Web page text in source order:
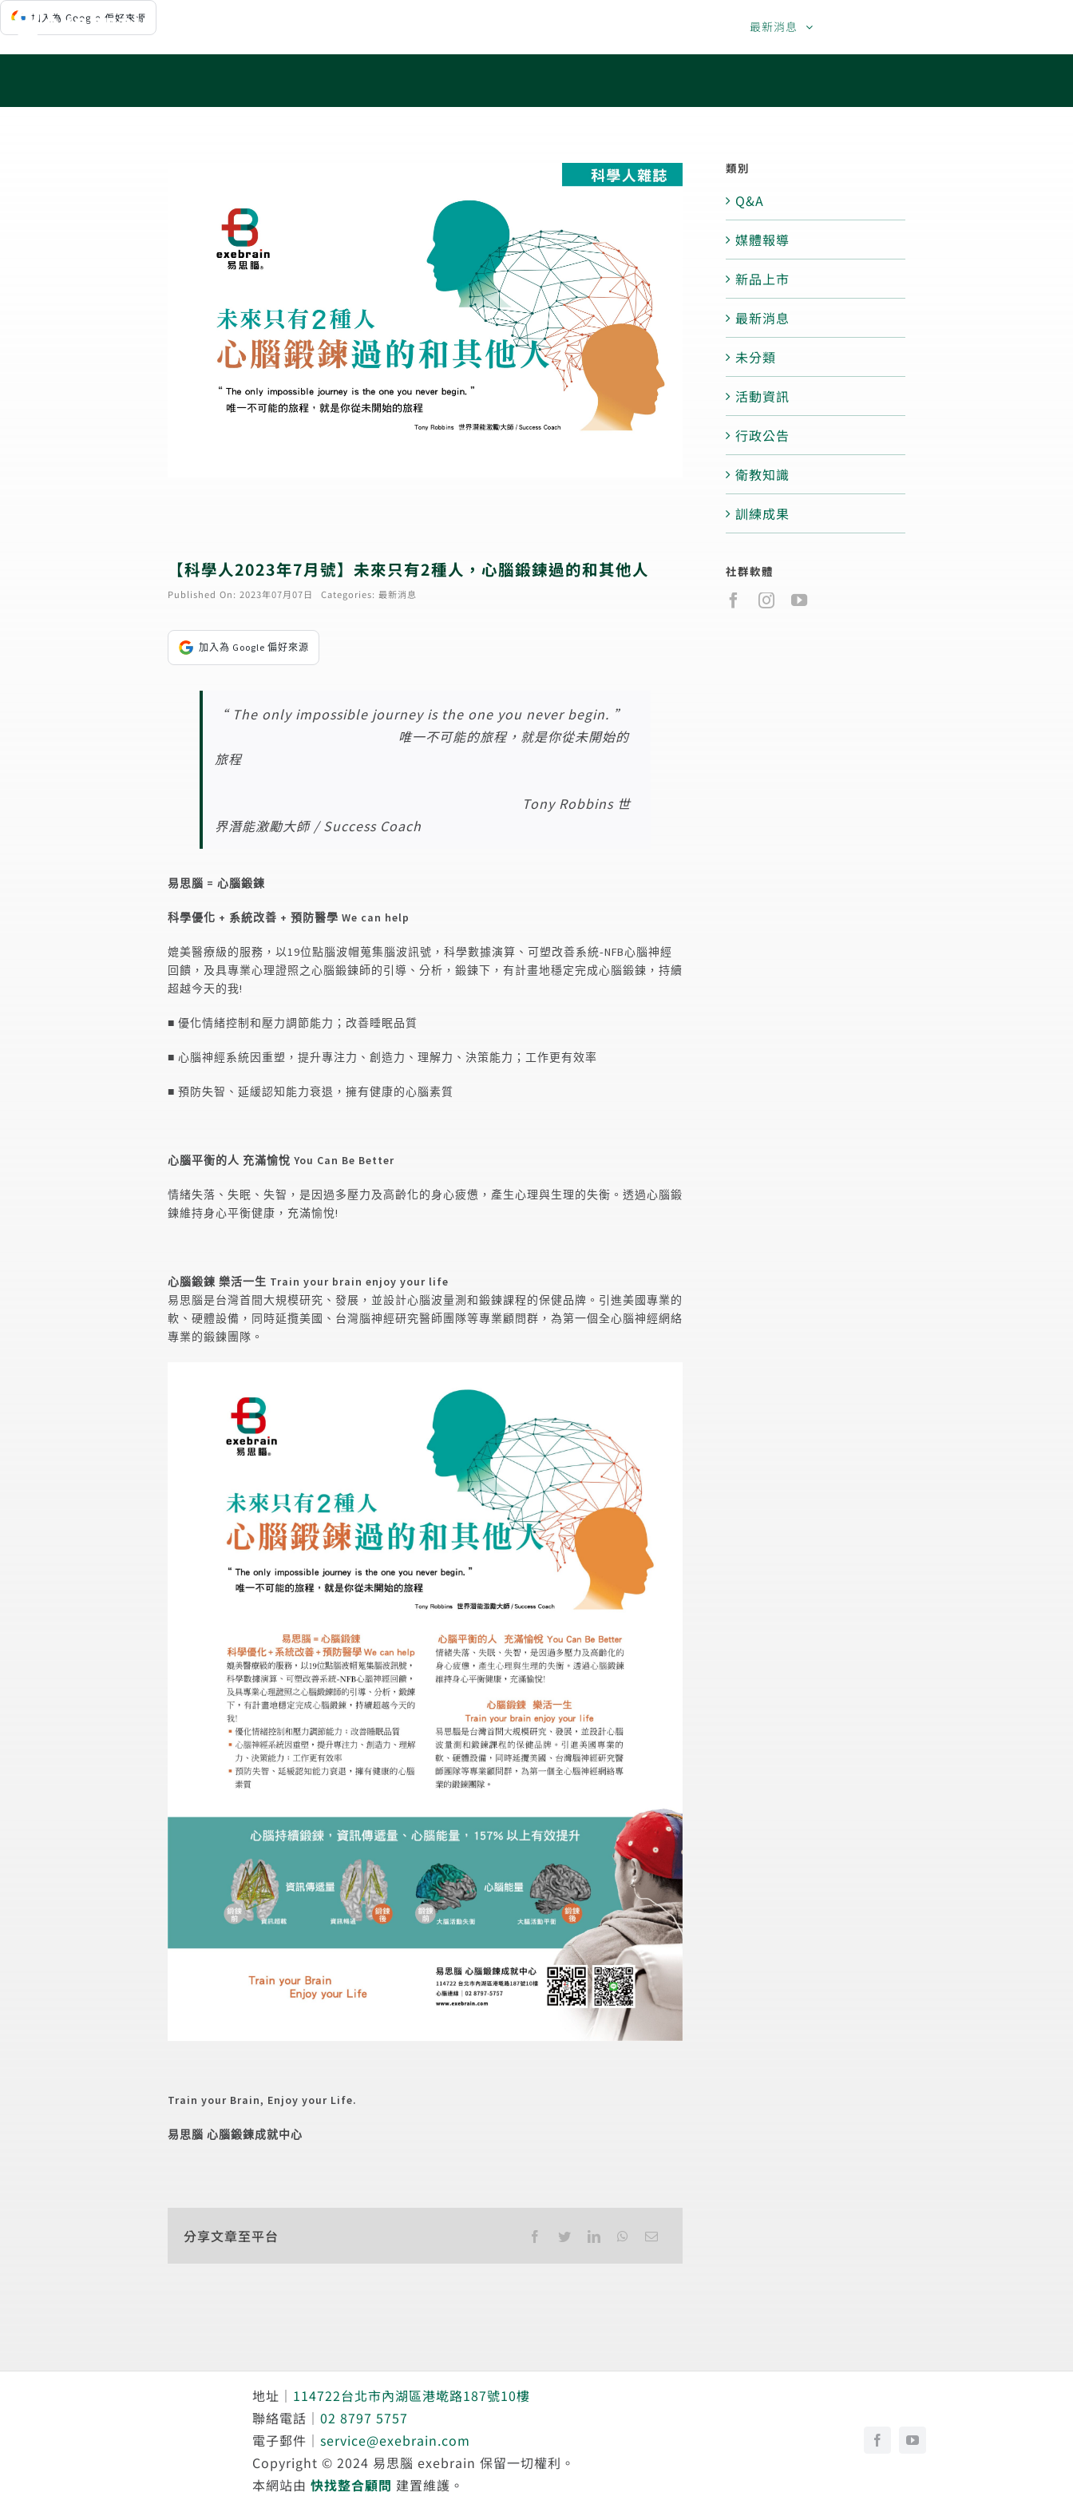
Skip
to
content
最新消息
加入為 Google 偏好來源
【科學人2023年7月號】未來只有2種人，心腦鍛鍊過的和其他人
Published On: 2023年07月07日 Categories: 最新消息
加入為 Google 偏好來源
“ The only impossible journey is the one you never begin. ”
唯一不可能的旅程，就是你從未開始的
旅程
Tony Robbins 世
界潛能激勵大師 / Success Coach
易思腦 = 心腦鍛鍊
科學優化 + 系統改善 + 預防醫學 We can help
媲美醫療級的服務，以19位點腦波帽蒐集腦波訊號，科學數據演算、可塑改善系統‑NFB心腦神經
回饋，及具專業心理證照之心腦鍛鍊師的引導、分析，鍛鍊下，有計畫地穩定完成心腦鍛鍊，持續
超越今天的我!
■ 優化情緒控制和壓力調節能力；改善睡眠品質
■ 心腦神經系統因重塑，提升專注力、創造力、理解力、決策能力；工作更有效率
■ 預防失智、延緩認知能力衰退，擁有健康的心腦素質
心腦平衡的人 充滿愉悅 You Can Be Better
情緒失落、失眠、失智，是因過多壓力及高齡化的身心疲憊，產生心理與生理的失衡。透過心腦鍛
鍊維持身心平衡健康，充滿愉悅!
心腦鍛鍊 樂活一生 Train your brain enjoy your life
易思腦是台灣首間大規模研究、發展，並設計心腦波量測和鍛鍊課程的保健品牌。引進美國專業的
軟、硬體設備，同時延攬美國、台灣腦神經研究醫師團隊等專業顧問群，為第一個全心腦神經網絡
專業的鍛鍊團隊。
Train your Brain, Enjoy your Life.
易思腦 心腦鍛鍊成就中心
分享文章至平台
類別
Q&A
媒體報導
新品上市
最新消息
未分類
活動資訊
行政公告
衛教知識
訓練成果
社群軟體
地址｜ 114722台北市內湖區港墘路187號10樓
聯絡電話｜ 02 8797 5757
電子郵件｜ service@exebrain.com
Copyright © 2024 易思腦 exebrain 保留一切權利。
本網站由 快找整合顧問 建置維護。